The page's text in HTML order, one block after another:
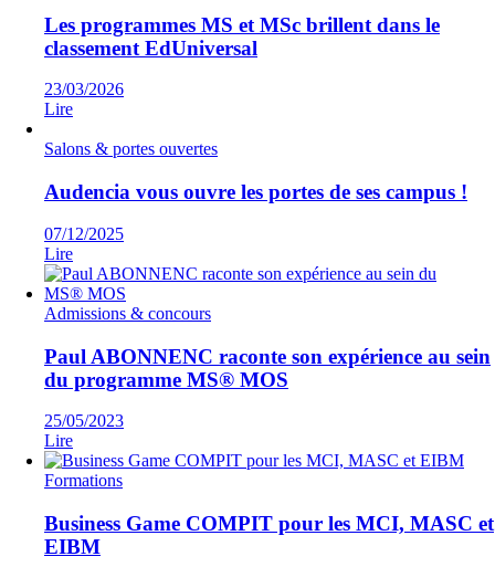
Les programmes MS et MSc brillent dans le
classement EdUniversal
23/03/2026
Lire
Salons & portes ouvertes
Audencia vous ouvre les portes de ses campus !
07/12/2025
Lire
Admissions & concours
Paul ABONNENC raconte son expérience au sein
du programme MS® MOS
25/05/2023
Lire
Formations
Business Game COMPIT pour les MCI, MASC et
EIBM